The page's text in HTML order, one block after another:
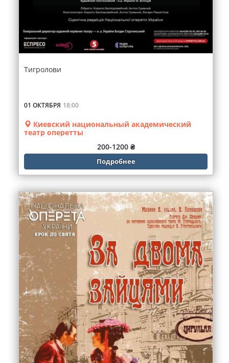
Тигролови
01 ОКТЯБРЯ 18:00
Киевский национальный академический
театр оперетты
200-1200 ₴
Подробнее